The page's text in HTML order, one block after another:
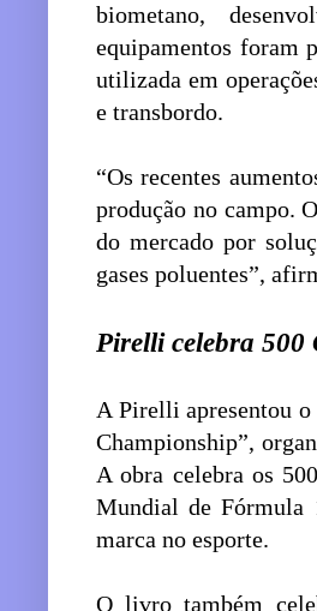
biometano,
equipamentos foram
utilizada em
e transbordo.
“Os recentes
produção no campo.
do mercado por
gases poluentes”,
Pirelli celebra 500
A Pirelli apresentou
Championship”,
A obra celebra os
Mundial de Fórmula
marca no esporte.
O livro também